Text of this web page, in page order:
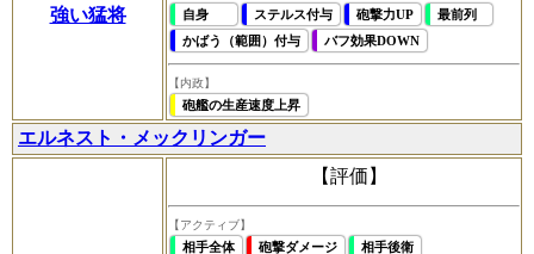
強い猛将
自身 ステルス付与 砲撃力UP
最前列
かばう（範囲）付与
バフ効果DOWN
【内政】
砲艦の生産速度上昇
エルネスト・メックリンガー
【評価】
【アクティブ】
相手全体 砲撃ダメージ
相手後衛